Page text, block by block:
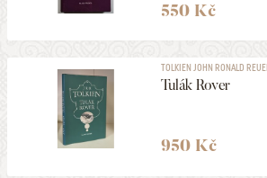
550 Kč
TOLKIEN JOHN RONALD REUEL
Tulák Rover
950 Kč